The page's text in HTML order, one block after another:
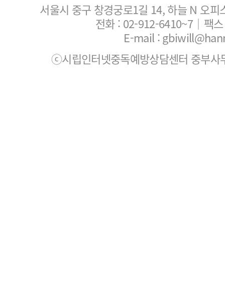
서울시 중구 창경궁로1길 14, 하늘 N 오
전화 : 02-912-6410~7 ｜팩
E-mail :
ⓒ시립인터넷중독예방상담센터 중부